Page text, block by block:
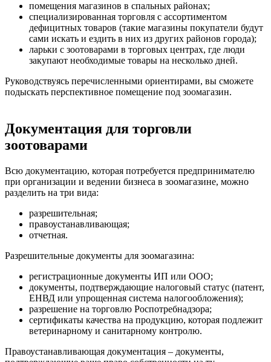
помещения магазинов в спальных районах;
специализированная торговля с ассортиментом
дефицитных товаров (такие магазины покупатели будут
сами искать и ездить в них из других районов города);
ларьки с зоотоварами в торговых центрах, где люди
закупают необходимые товары на несколько дней.
Руководствуясь перечисленными ориентирами, вы сможете
подыскать перспективное помещение под зоомагазин.
Документация для торговли
зоотоварами
Всю документацию, которая потребуется предпринимателю
при организации и ведении бизнеса в зоомагазине, можно
разделить на три вида:
разрешительная;
правоустанавливающая;
отчетная.
Разрешительные документы для зоомагазина:
регистрационные документы ИП или ООО;
документы, подтверждающие налоговый статус (патент,
ЕНВД или упрощенная система налогообложения);
разрешение на торговлю Роспотребнадзора;
сертификаты качества на продукцию, которая подлежит
ветеринарному и санитарному контролю.
Правоустанавливающая документация – документы,